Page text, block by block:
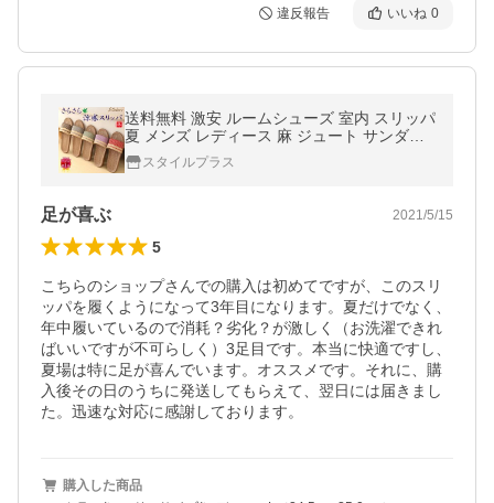
違反報告 いいね 0
送料無料 激安 ルームシューズ 室内 スリッパ
夏 メンズ レディース 麻 ジュート サンダル
涼しい 蒸れない おしゃれ 洗える 春用 夏用
スタイルプラス
足が喜ぶ 2021/5/15
5
こちらのショップさんでの購入は初めてですが、このスリ
ッパを履くようになって3年目になります。夏だけでなく、
年中履いているので消耗？劣化？が激しく（お洗濯できれ
ばいいですが不可らしく）3足目です。本当に快適ですし、
夏場は特に足が喜んでいます。オススメです。それに、購
入後その日のうちに発送してもらえて、翌日には届きまし
た。迅速な対応に感謝しております。
購入した商品